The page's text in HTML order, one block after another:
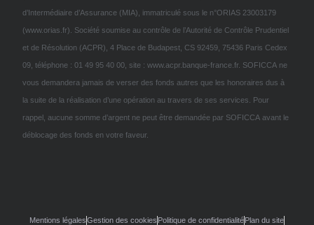
d’Intermédiaire d’Assurance (MIA), immatriculé sous le n°ORIAS 23003179
(www.orias.fr). Société soumise au contrôle de l’Autorité de Contrôle Prudentiel
et de Résolution (ACPR), 4 Place de Budapest, CS 92459, 75436 Paris Cedex
09, téléphone : 01 49 95 40 00, site : www.acpr.banque-france.fr. SOFICCA ne
vous demandera jamais de verser des fonds autres que les honoraires dus à
la suite de la réalisation d’une opération au travers de ses services. Pour
rappel, aucune somme d’argent ne peut être demandée par SOFICCA avant le
déblocage des fonds en votre faveur.
Mentions légalesGestion des cookies Politique de confidentialitéPlan du site